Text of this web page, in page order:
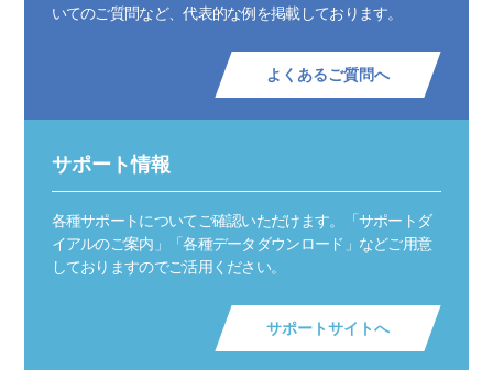
いてのご質問など、代表的な例を掲載しております。
よくあるご質問へ
サポート情報
各種サポートについてご確認いただけます。「サポートダ
イアルのご案内」「各種データダウンロード」などご用意
しておりますのでご活用ください。
サポートサイトへ